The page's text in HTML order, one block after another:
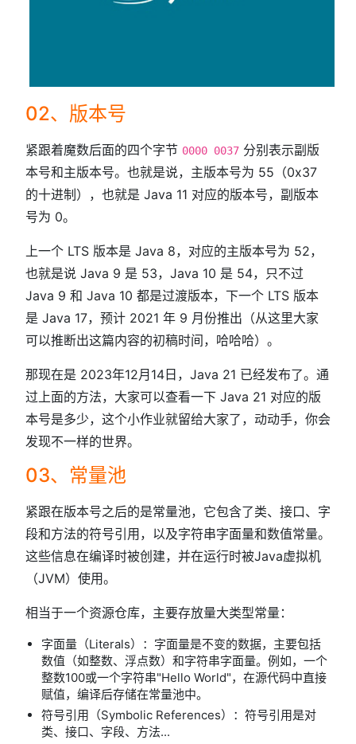
02、版本号
紧跟着魔数后面的四个字节 0000 0037 分别表示副版
本号和主版本号。也就是说，主版本号为 55（0x37
的十进制），也就是 Java 11 对应的版本号，副版本
号为 0。
上一个 LTS 版本是 Java 8，对应的主版本号为 52，
也就是说 Java 9 是 53，Java 10 是 54，只不过
Java 9 和 Java 10 都是过渡版本，下一个 LTS 版本
是 Java 17，预计 2021 年 9 月份推出（从这里大家
可以推断出这篇内容的初稿时间，哈哈哈）。
那现在是 2023年12月14日，Java 21 已经发布了。通
过上面的方法，大家可以查看一下 Java 21 对应的版
本号是多少，这个小作业就留给大家了，动动手，你会
发现不一样的世界。
03、常量池
紧跟在版本号之后的是常量池，它包含了类、接口、字
段和方法的符号引用，以及字符串字面量和数值常量。
这些信息在编译时被创建，并在运行时被Java虚拟机
（JVM）使用。
相当于一个资源仓库，主要存放量大类型常量：
字面量（Literals）：字面量是不变的数据，主要包括
数值（如整数、浮点数）和字符串字面量。例如，一个
整数100或一个字符串"Hello World"，在源代码中直接
赋值，编译后存储在常量池中。
符号引用（Symbolic References）：符号引用是对
类、接口、字段、方法...